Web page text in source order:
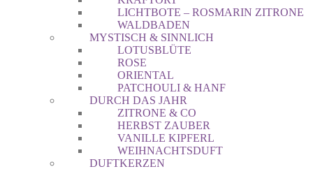
LICHTBOTE – ROSMARIN ZITRONE
WALDBADEN
MYSTISCH & SINNLICH
LOTUSBLÜTE
ROSE
ORIENTAL
PATCHOULI & HANF
DURCH DAS JAHR
ZITRONE & CO
HERBST ZAUBER
VANILLE KIPFERL
WEIHNACHTSDUFT
DUFTKERZEN